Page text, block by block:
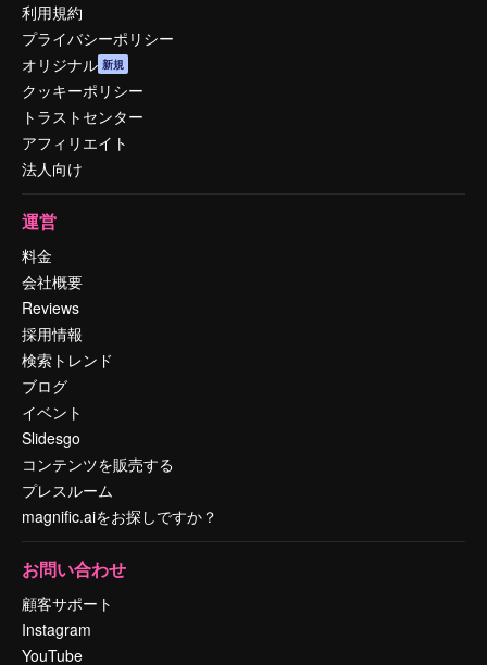
利用規約
プライバシーポリシー
オリジナル 新規
クッキーポリシー
トラストセンター
アフィリエイト
法人向け
運営
料金
会社概要
Reviews
採用情報
検索トレンド
ブログ
イベント
Slidesgo
コンテンツを販売する
プレスルーム
magnific.aiをお探しですか？
お問い合わせ
顧客サポート
Instagram
YouTube